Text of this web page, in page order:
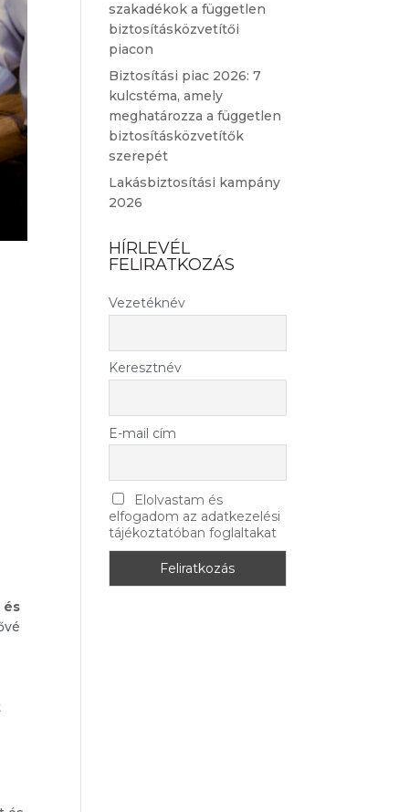
és
szakadékok a független
biztosításközvetítői
piacon
Biztosítási piac 2026: 7
kulcstéma, amely
meghatározza a független
biztosításközvetítők
szerepét
Lakásbiztosítási kampány
2026
HÍRLEVÉL
FELIRATKOZÁS
Vezetéknév
Keresztnév
E-mail cím
Elolvastam és
elfogadom az adatkezelési
tájékoztatóban foglaltakat